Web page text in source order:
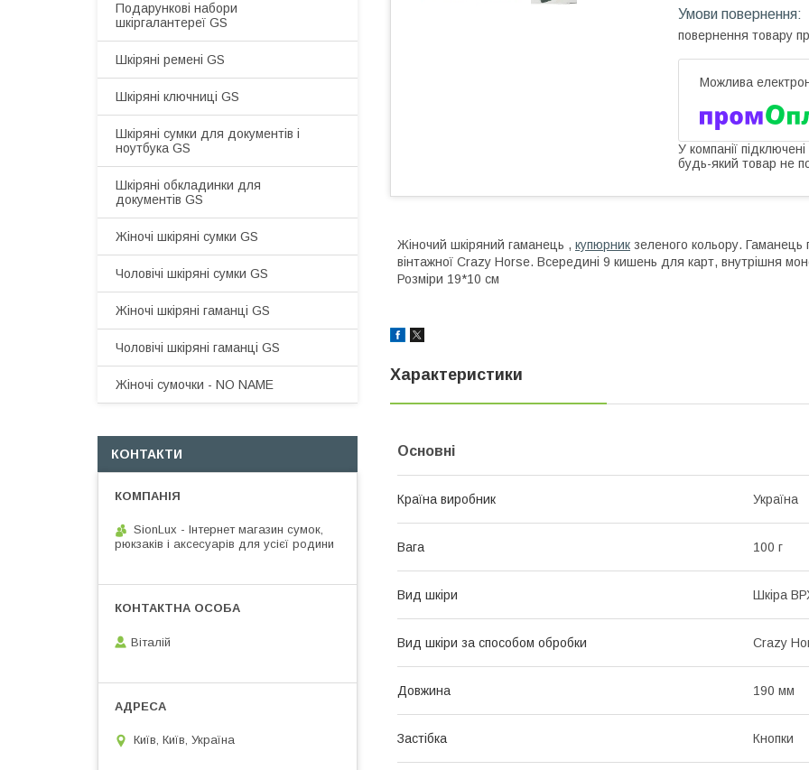
повернення товару
У компанії
будь-який товар не
Жіночий шкіряний гаманець , купюрник зеленого кольору.
вінтажної Crazy Horse. Всередині 9 кишень для карт, внутрішня
Розміри 19*10 см
Характеристики
Основні
Країна виробник Україна
Вага 100 г
Вид шкіри Шкіра
Вид шкіри за способом обробки Crazy
Довжина 190 мм
Застібка Кнопки
Подарункові набори
шкіргалантереї GS
Шкіряні ремені GS
Шкіряні ключниці GS
Шкіряні сумки для документів і
ноутбука GS
Шкіряні обкладинки для
документів GS
Жіночі шкіряні сумки GS
Чоловічі шкіряні сумки GS
Жіночі шкіряні гаманці GS
Чоловічі шкіряні гаманці GS
Жіночі сумочки - NO NAME
КОНТАКТИ
SionLux - Інтернет магазин сумок,
рюкзаків і аксесуарів для усієї родини
Віталій
Київ, Київ, Україна